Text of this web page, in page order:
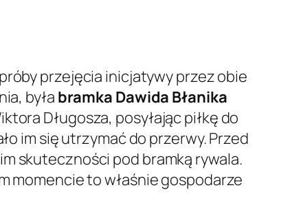
przejęcia inicjatywy przez obie
była bramka Dawida Błanika
Długosza, posyłając piłkę do
im się utrzymać do przerwy. Przed
skuteczności pod bramką rywala.
momencie to właśnie gospodarze